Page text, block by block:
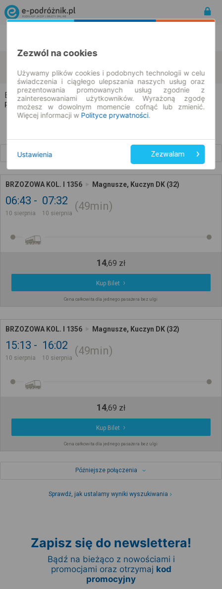
10.08.2026 | -- : --
Brzozowa → Magnusze
Rozkład jazdy i bilety
BRZOZOWA KOL. I 1356 Magnusze, Kuczyn DK (32)
06:43
10 sierpnia
07:32
10 sierpnia
49min
14,69 zł
Kup Bilet
Cena całkowita dla jednego pasażera bez ulgi
BRZOZOWA KOL. I 1356 Magnusze, Kuczyn DK (32)
15:13
10 sierpnia
16:02
10 sierpnia
49min
14,69 zł
Kup Bilet
Cena całkowita dla jednego pasażera bez ulgi
Późniejsze połączenia
Sprawdź, jak ustalamy wyniki wyszukiwania
Zapisz się do newslettera!
Bądź na bieżąco z nowościami i
promocjami oraz otrzymaj kod
promocyjny
Zezwól na cookies
Używamy plików cookies i podobnych technologii w celu
świadczenia i ciągłego ulepszania naszych usług oraz
prezentowania promowanych usług zgodnie z
zainteresowaniami użytkowników. Wyrażoną zgodę
możesz w dowolnym momencie cofnąć lub zmienić.
Więcej informacji w Polityce prywatności.
Ustawienia Zezwalam